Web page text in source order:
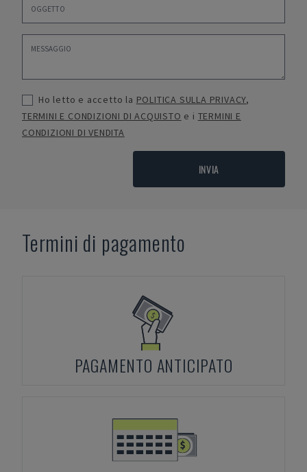
Ho letto e accetto la POLITICA SULLA PRIVACY,
TERMINI E CONDIZIONI DI ACQUISTO e i TERMINI E
CONDIZIONI DI VENDITA
INVIA
Termini di pagamento
PAGAMENTO ANTICIPATO